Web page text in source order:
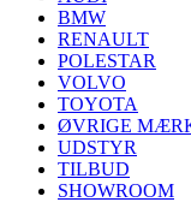
BMW
RENAULT
POLESTAR
VOLVO
TOYOTA
ØVRIGE
UDSTYR
TILBUD
SHOWROOM